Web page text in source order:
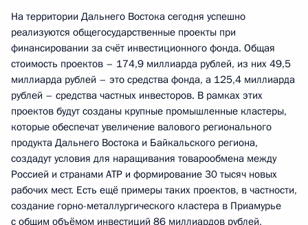
На территории Дальнего Востока сегодня успешно
реализуются общегосударственные проекты при
финансировании за счёт инвестиционного фонда. Общая
стоимость проектов – 174,9 миллиарда рублей, из них 49,5
миллиарда рублей – это средства фонда, а 125,4 миллиарда
рублей – средства частных инвесторов. В рамках этих
проектов будут созданы крупные промышленные кластеры,
которые обеспечат увеличение валового регионального
продукта Дальнего Востока и Байкальского региона,
создадут условия для наращивания товарообмена между
Россией и странами АТР и формирование 30 тысяч новых
рабочих мест. Есть ещё примеры таких проектов, в частности,
создание горно-металлургического кластера в Приамурье
с общим объёмом инвестиций 86 миллиардов рублей,